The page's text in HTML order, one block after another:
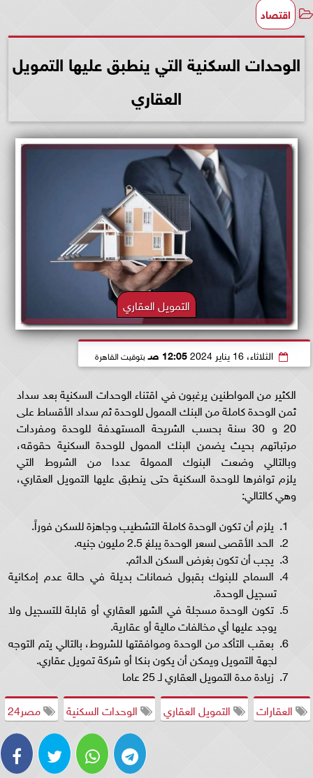
اقتصاد
الوحدات السكنية التي ينطبق عليها التمويل
العقاري
التمويل العقاري
الثلاثاء، 16 يناير 2024 12:05 صـ بتوقيت القاهرة
الكثير من المواطنين يرغبون في اقتناء الوحدات السكنية بعد سداد
ثمن الوحدة كاملة من البنك الممول للوحدة ثم سداد الأقساط على
20 و 30 سنة بحسب الشريحة المستهدفة للوحدة ومفردات
مرتباتهم بحيث يضمن البنك الممول للوحدة السكنية حقوقه،
وبالتالي وضعت البنوك الممولة عددا من الشروط التي
يلزم توافرها للوحدة السكنية حتى ينطبق عليها التمويل العقاري،
وهي كالتالي:
يلزم أن تكون الوحدة كاملة التشطيب وجاهزة للسكن فوراً.
الحد الأقصى لسعر الوحدة يبلغ 2.5 مليون جنيه.
يجب أن تكون بغرض السكن الدائم.
السماح للبنوك بقبول ضمانات بديلة في حالة عدم إمكانية
تسجيل الوحدة.
تكون الوحدة مسجلة في الشهر العقاري أو قابلة للتسجيل ولا
يوجد عليها أي مخالفات مالية أو عقارية.
بعقب التأكد من الوحدة وموافقتها للشروط، بالتالي يتم التوجه
لجهة التمويل ويمكن أن يكون بنكا أو شركة تمويل عقاري.
زيادة مدة التمويل العقاري لـ 25 عاما
العقارات
التمويل العقاري الوحدات السكنية مصر24